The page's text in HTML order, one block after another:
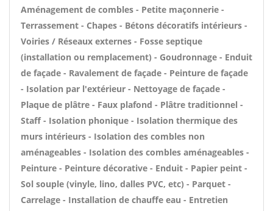
Aménagement de combles - Petite maçonnerie -
Terrassement - Chapes - Bétons décoratifs intérieurs -
Voiries / Réseaux externes - Fosse septique
(installation ou remplacement) - Goudronnage - Enduit
de façade - Ravalement de façade - Peinture de façade
- Isolation par l'extérieur - Nettoyage de façade -
Plaque de plâtre - Faux plafond - Plâtre traditionnel -
Staff - Isolation phonique - Isolation thermique des
murs intérieurs - Isolation des combles non
aménageables - Isolation des combles aménageables -
Peinture - Peinture décorative - Enduit - Papier peint -
Sol souple (vinyle, lino, dalles PVC, etc) - Parquet -
Carrelage - Installation de chauffe eau - Entretien